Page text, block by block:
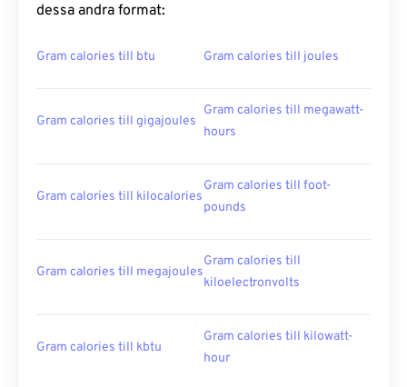
dessa andra format:
Gram calories till btu Gram calories till joules
Gram calories till gigajoules
Gram calories till megawatt-
hours
Gram calories till kilocalories
Gram calories till foot-
pounds
Gram calories till megajoules
Gram calories till
kiloelectronvolts
Gram calories till kbtu
Gram calories till kilowatt-
hour